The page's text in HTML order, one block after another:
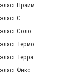
Прайм
С
Соло
Термо
Терра
Фикс